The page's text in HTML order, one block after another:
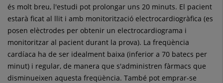
és molt breu, l'estudi pot prolongar uns 20 minuts. El pacient
estarà ficat al llit i amb monitorització electrocardiogràfica (es
posen elèctrodes per obtenir un electrocardiograma i
monitoritzar al pacient durant la prova). La freqüència
cardíaca ha de ser idealment baixa (inferior a 70 batecs per
minut) i regular, de manera que s'administren fàrmacs que
disminueixen aquesta freqüència. També pot emprar-se